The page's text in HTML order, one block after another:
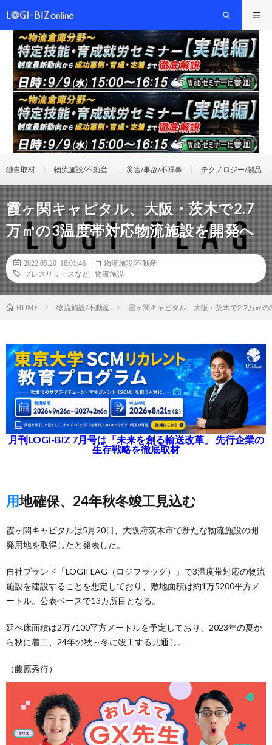
独自取材 物流施設/不動産 災害/事故/不祥事 テクノロジー/製品
霞ヶ関キャピタル、大阪・茨木で2.7
万㎡の3温度帯対応物流施設を開発へ
2022.05.20 16:01:46
物流施設/不動産
プレスリリースなど
物流施設
HOME 物流施設/不動産 霞ヶ関キャピタル、大阪・茨木で2.7万㎡
月刊LOGI-BIZ 7月号は「未来を創る輸送改革」 先行企業の
生存戦略を徹底取材
用地確保、24年秋冬竣工見込む
霞ヶ関キャピタルは5月20日、大阪府茨木市で新たな物流施設の開
発用地を取得したと発表した。
自社ブランド「LOGIFLAG（ロジフラッグ）」で3温度帯対応の物流
施設を建設することを想定しており、敷地面積は約1万5200平方メ
ートル。公表ベースで13カ所目となる。
延べ床面積は2万7100平方メートルを予定しており、2023年の夏か
ら秋に着工、24年の秋～冬に竣工する見通し。
（藤原秀行）